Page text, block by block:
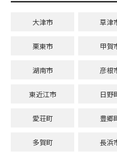
大津市 草津
栗東市 甲賀
湖南市 彦根
東近江市 日野
愛荘町 豊郷
多賀町 長浜